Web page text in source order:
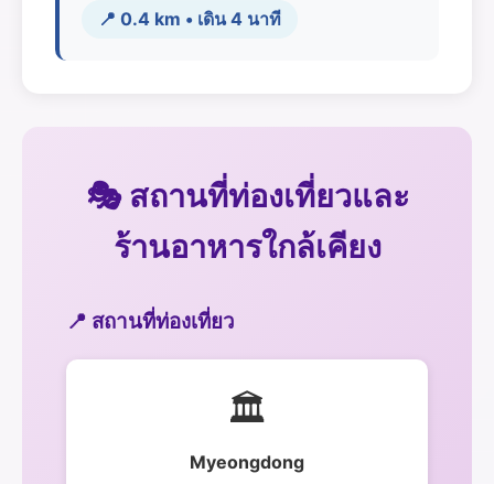
📍 0.4 km • เดิน 4 นาที
🎭 สถานที่ท่องเที่ยวและ
ร้านอาหารใกล้เคียง
📍 สถานที่ท่องเที่ยว
🏛️
Myeongdong